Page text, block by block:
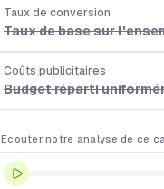
Taux de conversion
Taux de base sur
Coûts publicitaires
Budget réparti
Écouter notre analyse de ce